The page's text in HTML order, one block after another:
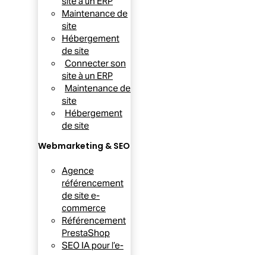
Maintenance de
site
Hébergement
de site
Connecter son
site à un ERP
Maintenance de
site
Hébergement
de site
Webmarketing & SEO
Agence
référencement
de site e-
commerce
Référencement
PrestaShop
SEO IA pour l’e-